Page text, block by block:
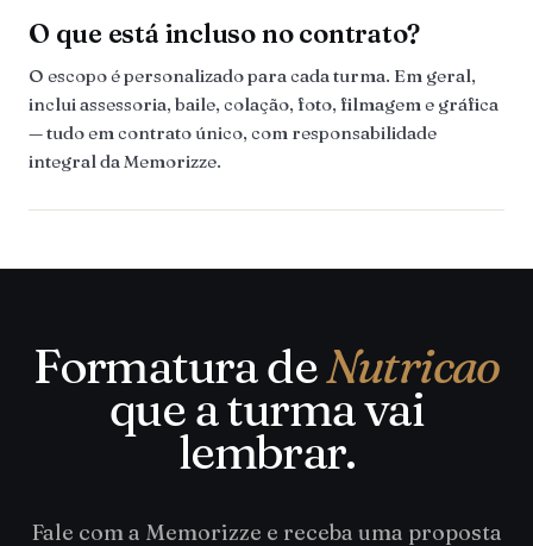
O que está incluso no contrato?
O escopo é personalizado para cada turma. Em geral,
inclui assessoria, baile, colação, foto, filmagem e gráfica
— tudo em contrato único, com responsabilidade
integral da Memorizze.
Formatura deNutricao
que a turma vai
lembrar.
Fale com a Memorizze e receba uma proposta